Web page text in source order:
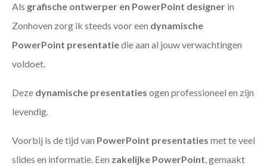
Als grafische ontwerper en PowerPoint designer in
Zonhoven zorg ik steeds voor een dynamische
PowerPoint presentatiedie aan al jouw verwachtingen
voldoet.
Deze dynamische presentaties ogen professioneel en zijn
levendig.
Voorbij is de tijd van PowerPoint presentaties met te veel
slides en informatie. Een zakelijke PowerPoint, gemaakt